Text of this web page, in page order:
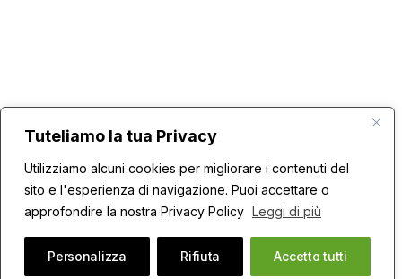
Tuteliamo la tua Privacy
Utilizziamo alcuni cookies per migliorare i contenuti del
sito e l'esperienza di navigazione. Puoi accettare o
approfondire la nostra Privacy Policy Leggi di più
Personalizza Rifiuta Accetto tutti